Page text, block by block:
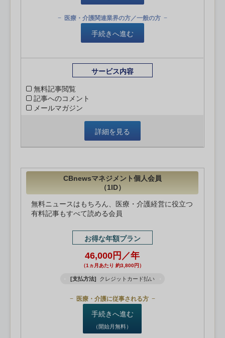
医療・介護関連業界の方／一般の方
手続きへ進む
サービス内容
無料記事閲覧
記事へのコメント
メールマガジン
詳細を見る
CBnewsマネジメント個人会員
（1ID）
無料ニュースはもちろん、医療・介護経営に役立つ
有料記事もすべて読める会員
お得な年額プラン
46,000円／年
（1ヵ月あたり 約3,800円）
[支払方法] クレジットカード払い
医療・介護に従事される方
手続きへ進む
（開始月無料）